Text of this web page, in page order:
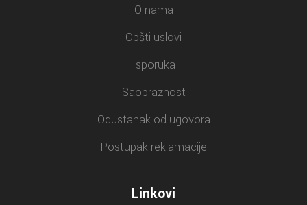
O nama
Opšti uslovi
Isporuka
Saobraznost
Odustanak od ugovora
Postupak reklamacije
Linkovi